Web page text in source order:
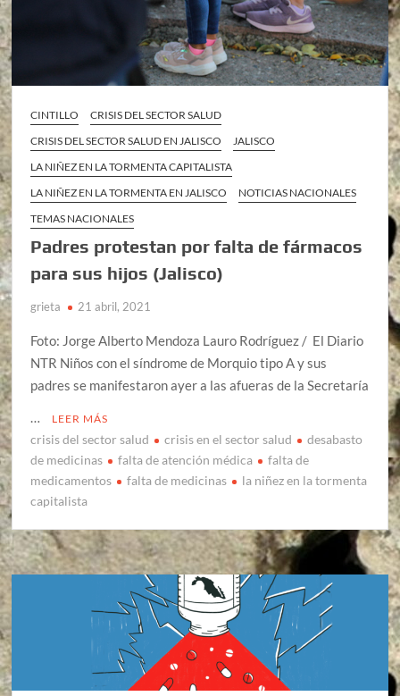
CINTILLO
CRISIS DEL SECTOR SALUD
CRISIS DEL SECTOR SALUD EN JALISCO
JALISCO
LA NIÑEZ EN LA TORMENTA CAPITALISTA
LA NIÑEZ EN LA TORMENTA EN JALISCO
NOTICIAS NACIONALES
TEMAS NACIONALES
Padres protestan por falta de fármacos
para sus hijos (Jalisco)
grieta 21 abril, 2021
Foto: Jorge Alberto Mendoza Lauro Rodríguez / El Diario
NTR Niños con el síndrome de Morquio tipo A y sus
padres se manifestaron ayer a las afueras de la Secretaría
…
LEER MÁS
crisis del sector salud crisis en el sector salud
desabasto
de medicinas
falta de atención médica
falta de
medicamentos
falta de medicinas
la niñez en la tormenta
capitalista